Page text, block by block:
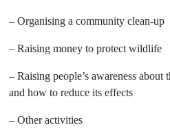
– Organising a community clean-up
– Raising money to protect wildlife
– Raising people’s awareness
and how to reduce its effects
– Other activities